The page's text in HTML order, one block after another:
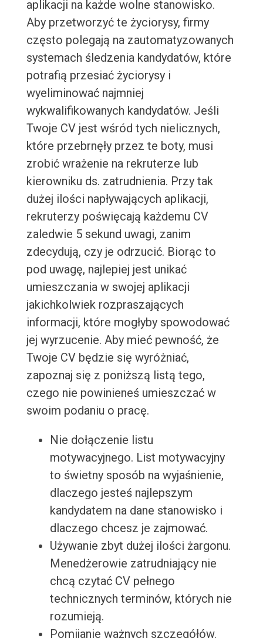
aplikacji na każde wolne stanowisko.
Aby przetworzyć te życiorysy, firmy
często polegają na zautomatyzowanych
systemach śledzenia kandydatów, które
potrafią przesiać życiorysy i
wyeliminować najmniej
wykwalifikowanych kandydatów. Jeśli
Twoje CV jest wśród tych nielicznych,
które przebrnęły przez te boty, musi
zrobić wrażenie na rekruterze lub
kierowniku ds. zatrudnienia. Przy tak
dużej ilości napływających aplikacji,
rekruterzy poświęcają każdemu CV
zaledwie 5 sekund uwagi, zanim
zdecydują, czy je odrzucić. Biorąc to
pod uwagę, najlepiej jest unikać
umieszczania w swojej aplikacji
jakichkolwiek rozpraszających
informacji, które mogłyby spowodować
jej wyrzucenie. Aby mieć pewność, że
Twoje CV będzie się wyróżniać,
zapoznaj się z poniższą listą tego,
czego nie powinieneś umieszczać w
swoim podaniu o pracę.
Nie dołączenie listu
motywacyjnego. List motywacyjny
to świetny sposób na wyjaśnienie,
dlaczego jesteś najlepszym
kandydatem na dane stanowisko i
dlaczego chcesz je zajmować.
Używanie zbyt dużej ilości żargonu.
Menedżerowie zatrudniający nie
chcą czytać CV pełnego
technicznych terminów, których nie
rozumieją.
Pomijanie ważnych szczegółów.